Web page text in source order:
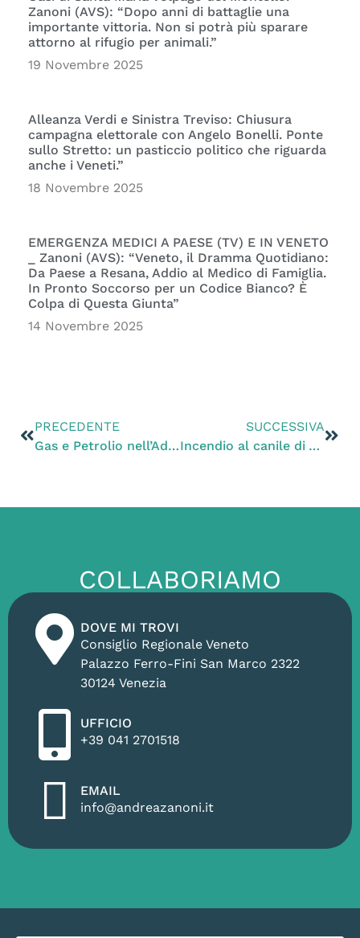
Zanoni (AVS): “Dopo anni di battaglie una
importante vittoria. Non si potrà più sparare
attorno al rifugio per animali.”
19 Novembre 2025
Alleanza Verdi e Sinistra Treviso: Chiusura
campagna elettorale con Angelo Bonelli. Ponte
sullo Stretto: un pasticcio politico che riguarda
anche i Veneti.”
18 Novembre 2025
EMERGENZA MEDICI A PAESE (TV) E IN VENETO
_ Zanoni (AVS): “Veneto, il Dramma Quotidiano:
Da Paese a Resana, Addio al Medico di Famiglia.
In Pronto Soccorso per un Codice Bianco? È
Colpa di Questa Giunta”
14 Novembre 2025
PRECEDENTE
Gas e Petrolio nell’Adriatico. Zanoni: «L’ambiente, la salute e il turismo balneare vengano prima dei profitti delle multinazionali»
SUCCESSIVA
Incendio al canile di Verona, Zanoni: “Subito una nuova struttura più sicura”
COLLABORIAMO
DOVE MI TROVI
Consiglio Regionale Veneto
Palazzo Ferro-Fini San Marco 2322
30124 Venezia
UFFICIO
+39 041 2701518
EMAIL
info@andreazanoni.it